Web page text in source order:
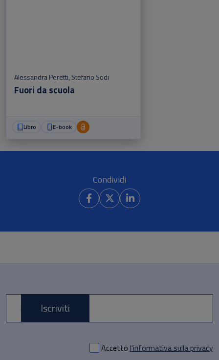
Alessandra Peretti, Stefano Sodi
Fuori da scuola
Libro E-book
Condividi
E-mail *
Accetto l'informativa sulla privacy
Iscriviti